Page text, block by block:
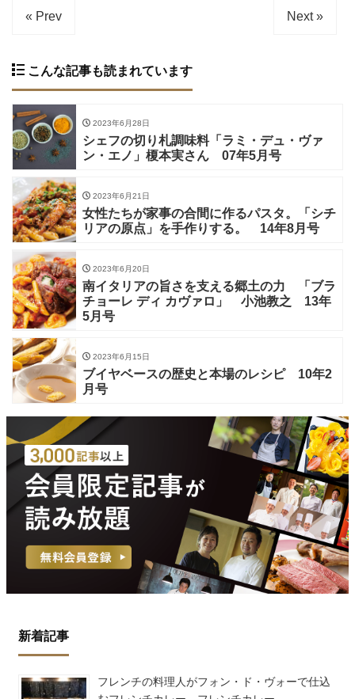
« Prev Next »
こんな記事も読まれています
2023年6月28日
シェフの切り札調味料「ラミ・デュ・ヴァ
ン・エノ」榎本実さん 07年5月号
2023年6月21日
女性たちが家事の合間に作るパスタ。「シチ
リアの原点」を手作りする。 14年8月号
2023年6月20日
南イタリアの旨さを支える郷土の力 「ブラ
チョーレ ディ カヴァロ」 小池教之 13年
5月号
2023年6月15日
ブイヤベースの歴史と本場のレシピ 10年2
月号
新着記事
フレンチの料理人がフォン・ド・ヴォーで仕込